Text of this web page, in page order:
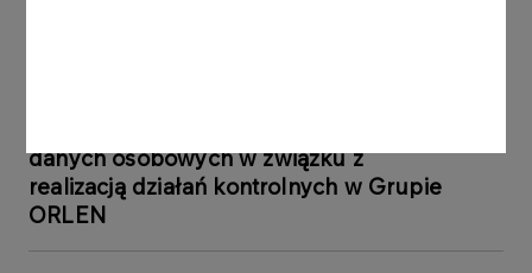
danych osobowych w związku z
realizacją działań kontrolnych w Grupie
ORLEN